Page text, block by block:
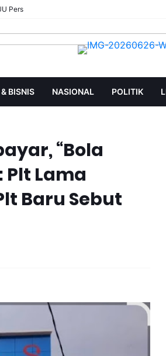
Pers
BISNIS NASIONAL POLITIK
“Bola
Plt Lama
Baru Sebut